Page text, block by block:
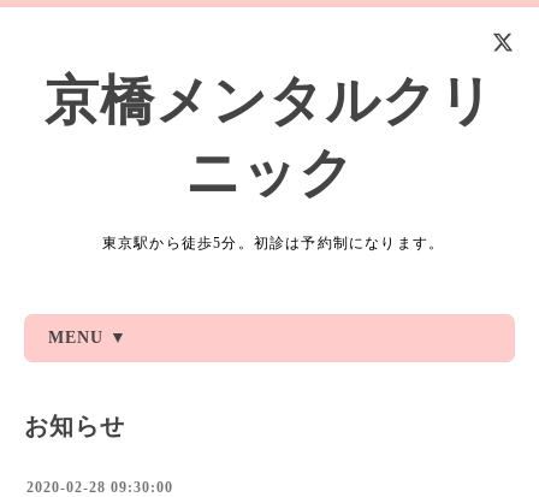
京橋メンタルクリ
ニック
東京駅から徒歩5分。初診は予約制になります。
MENU ▼
お知らせ
2020-02-28 09:30:00